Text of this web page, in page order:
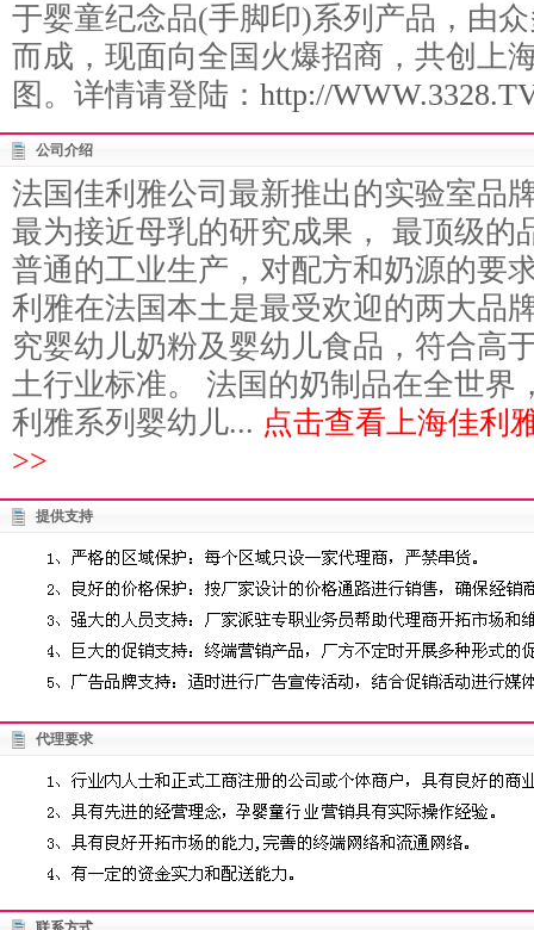
于婴童纪念品(手脚印)系列产品，由
而成，现面向全国火爆招商，共创上
图。详情请登陆： http://
公司介绍
法国佳利雅公司最新推出的实验室品
最为接近母乳的研究成果， 最顶级的
普通的工业生产，对配方和奶源的要
利雅在法国本土是最受欢迎的两大品
究婴幼儿奶粉及婴幼儿食品，符合高
土行业标准。 法国的奶制品在全世界
利雅系列婴幼儿... 点击查看上海佳利
>>
提供支持
代理要求